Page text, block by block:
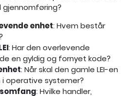
enhet: Hvem består
: Har den overlevende
en gyldig og fornyet kode?
: Når skal den gamle LEI-en
operative systemer?
: Hvilke handler,